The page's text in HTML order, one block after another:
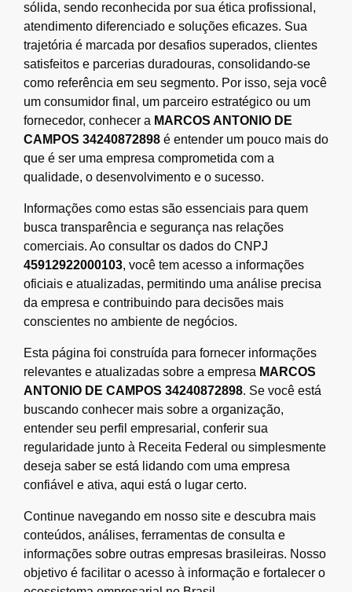
sólida, sendo reconhecida por sua ética profissional,
atendimento diferenciado e soluções eficazes. Sua
trajetória é marcada por desafios superados, clientes
satisfeitos e parcerias duradouras, consolidando-se
como referência em seu segmento. Por isso, seja você
um consumidor final, um parceiro estratégico ou um
fornecedor, conhecer a MARCOS ANTONIO DE
CAMPOS 34240872898 é entender um pouco mais do
que é ser uma empresa comprometida com a
qualidade, o desenvolvimento e o sucesso.
Informações como estas são essenciais para quem
busca transparência e segurança nas relações
comerciais. Ao consultar os dados do CNPJ
45912922000103, você tem acesso a informações
oficiais e atualizadas, permitindo uma análise precisa
da empresa e contribuindo para decisões mais
conscientes no ambiente de negócios.
Esta página foi construída para fornecer informações
relevantes e atualizadas sobre a empresa MARCOS
ANTONIO DE CAMPOS 34240872898. Se você está
buscando conhecer mais sobre a organização,
entender seu perfil empresarial, conferir sua
regularidade junto à Receita Federal ou simplesmente
deseja saber se está lidando com uma empresa
confiável e ativa, aqui está o lugar certo.
Continue navegando em nosso site e descubra mais
conteúdos, análises, ferramentas de consulta e
informações sobre outras empresas brasileiras. Nosso
objetivo é facilitar o acesso à informação e fortalecer o